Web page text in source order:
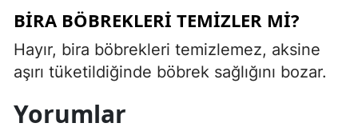
BIRA BÖBREKLERI TEMIZLER MI?
Hayır, bira böbrekleri temizlemez, aksine
aşırı tüketildiğinde böbrek sağlığını bozar.
Yorumlar